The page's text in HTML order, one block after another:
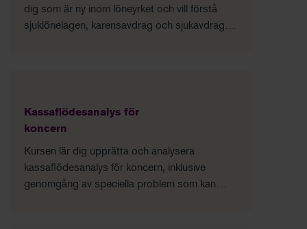
dig som är ny inom löneyrket och vill förstå
sjuklönelagen, karensavdrag och sjukavdrag –
Trygg start för dig som är ny lönekonsult
Kassaflödesanalys för
koncern
Kursen lär dig upprätta och analysera
kassaflödesanalys för koncern, inklusive
genomgång av speciella problem som kan